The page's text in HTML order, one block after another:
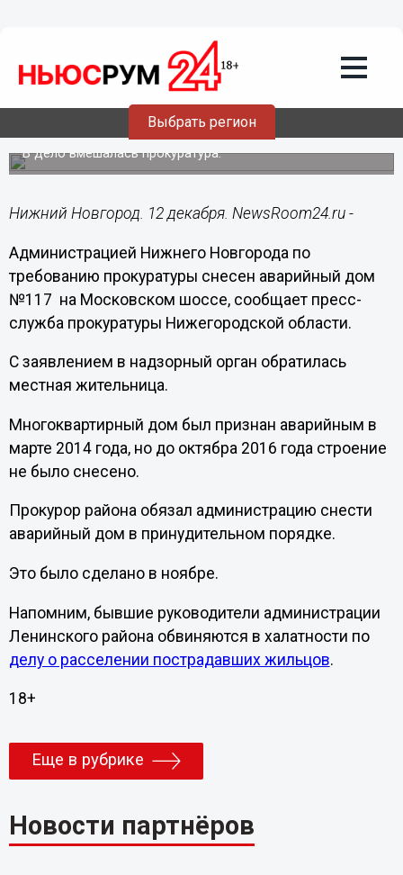
Выбрать регион
Администрацию заставили снести
многоквартирный дом на Московском
В дело вмешалась прокуратура.
Нижний Новгород. 12 декабря. NewsRoom24.ru -
Администрацией Нижнего Новгорода по
требованию прокуратуры снесен аварийный дом
№117 на Московском шоссе, сообщает пресс-
служба прокуратуры Нижегородской области.
С заявлением в надзорный орган обратилась
местная жительница.
Многоквартирный дом был признан аварийным в
марте 2014 года, но до октябра 2016 года строение
не было снесено.
Прокурор района обязал администрацию снести
аварийный дом в принудительном порядке.
Это было сделано в ноябре.
Напомним, бывшие руководители администрации
Ленинского района обвиняются в халатности по
делу о расселении пострадавших жильцов.
18+
Еще в рубрике
Новости партнёров